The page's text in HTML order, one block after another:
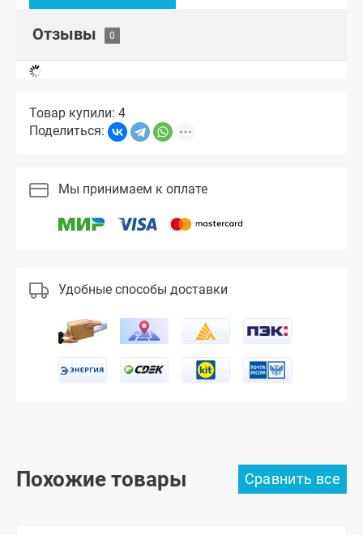
Отзывы
Товар купили: 4
Поделиться:
Мы принимаем к оплате
Удобные способы доставки
Похожие товары